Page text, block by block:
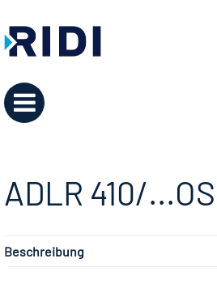
ADLR 410/...OS
Beschreibung